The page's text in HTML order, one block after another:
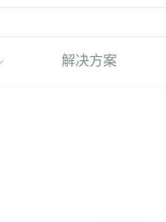
解决方案